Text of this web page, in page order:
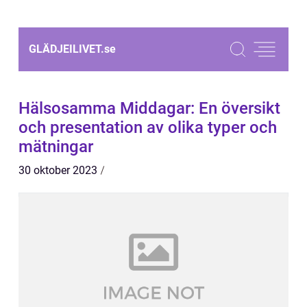
GLÄDJEILIVET.se
Hälsosamma Middagar: En översikt
och presentation av olika typer och
mätningar
30 oktober 2023